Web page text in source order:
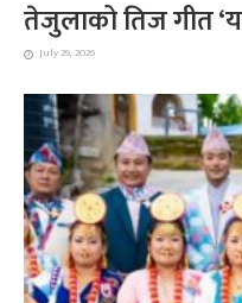
तेजुलाको तिज गीत
July 29, 2026